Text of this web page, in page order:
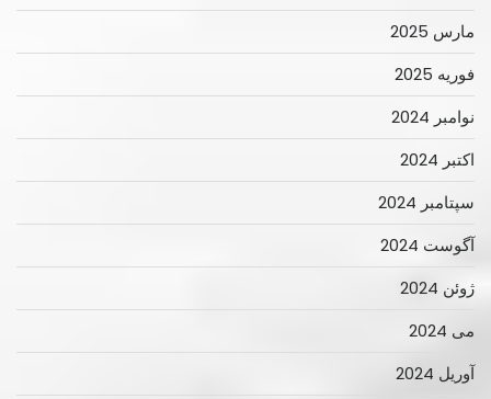
مارس 2025
فوریه 2025
نوامبر 2024
اکتبر 2024
سپتامبر 2024
آگوست 2024
ژوئن 2024
می 2024
آوریل 2024